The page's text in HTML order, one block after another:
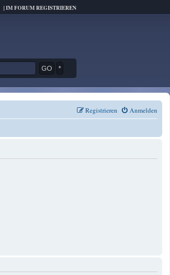
|IM FORUM REGISTRIEREN
*
Anmelden
Registrieren